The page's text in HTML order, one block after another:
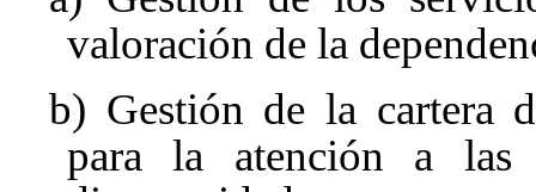
valoración de la
b) Gestión de la cartera
para la atención a las